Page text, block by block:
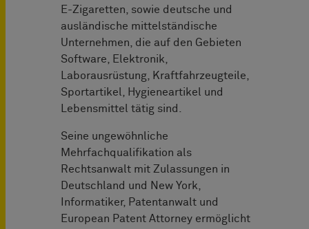
E-Zigaretten, sowie deutsche und
ausländische mittelständische
Unternehmen, die auf den Gebieten
Software, Elektronik,
Laborausrüstung, Kraftfahrzeugteile,
Sportartikel, Hygieneartikel und
Lebensmittel tätig sind.
Seine ungewöhnliche
Mehrfachqualifikation als
Rechtsanwalt mit Zulassungen in
Deutschland und New York,
Informatiker, Patentanwalt und
European Patent Attorney ermöglicht